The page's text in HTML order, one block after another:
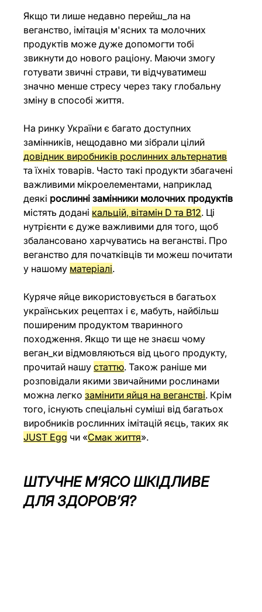
Якщо ти лише недавно перейш_ла на
веганство, імітація м'ясних та молочних
продуктів може дуже допомогти тобі
звикнути до нового раціону. Маючи змогу
готувати звичні страви, ти відчуватимеш
значно менше стресу через таку глобальну
зміну в способі життя.
На ринку України є багато доступних
замінників, нещодавно ми зібрали цілий
довідник виробників рослинних альтернатив
та їхніх товарів. Часто такі продукти збагачені
важливими мікроелементами, наприклад
деякі рослинні замінники молочних продуктів
містять додані кальцій, вітамін D та В12. Ці
нутрієнти є дуже важливими для того, щоб
збалансовано харчуватись на веганстві. Про
веганство для початківців ти можеш почитати
у нашому матеріалі.
Куряче яйце використовується в багатьох
українських рецептах і є, мабуть, найбільш
поширеним продуктом тваринного
походження. Якщо ти ще не знаєш чому
веган_ки відмовляються від цього продукту,
прочитай нашу статтю. Також раніше ми
розповідали якими звичайними рослинами
можна легко замінити яйця на веганстві. Крім
того, існують спеціальні суміші від багатьох
виробників рослинних імітацій яєць, таких як
JUST Egg чи «Смак життя».
ШТУЧНЕ М’ЯСО ШКІДЛИВЕ
ДЛЯ ЗДОРОВ’Я?